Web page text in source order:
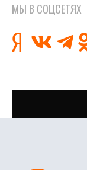
МЫ В СОЦСЕТЯХ